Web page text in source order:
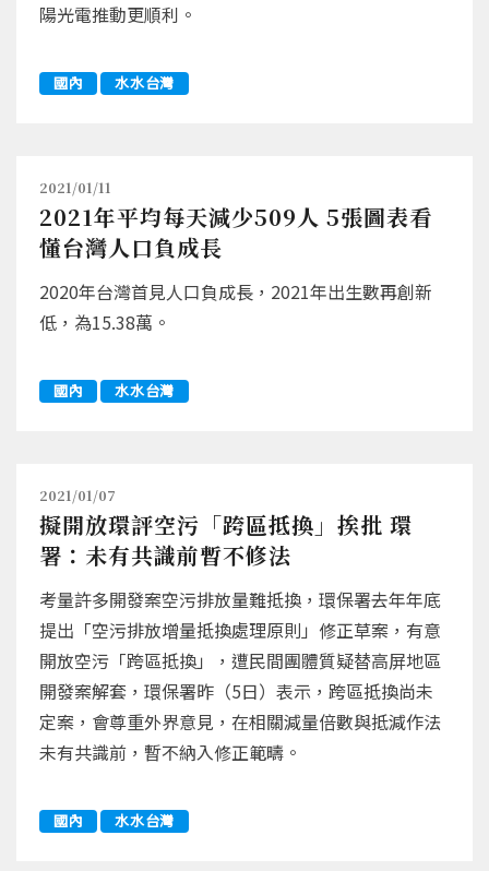
陽光電推動更順利。
國內 水水台灣
2021/01/11
2021年平均每天減少509人 5張圖表看
懂台灣人口負成長
2020年台灣首見人口負成長，2021年出生數再創新
低，為15.38萬。
國內 水水台灣
2021/01/07
擬開放環評空污「跨區抵換」挨批 環
署：未有共識前暫不修法
考量許多開發案空污排放量難抵換，環保署去年年底
提出「空污排放增量抵換處理原則」修正草案，有意
開放空污「跨區抵換」，遭民間團體質疑替高屏地區
開發案解套，環保署昨（5日）表示，跨區抵換尚未
定案，會尊重外界意見，在相關減量倍數與抵減作法
未有共識前，暫不納入修正範疇。
國內 水水台灣